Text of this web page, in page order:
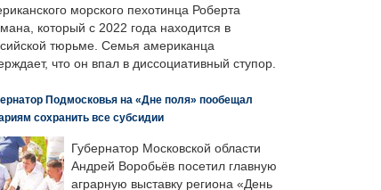
морского пехотинца Роберта
который с 2022 года находится в
тюрьме. Семья американца
что он впал в диссоциативный ступор.
Подмосковья на «Дне поля» пообещал
сохранить все субсидии
Губернатор Московской области
Андрей Воробьёв посетил главную
аграрную выставку региона «День